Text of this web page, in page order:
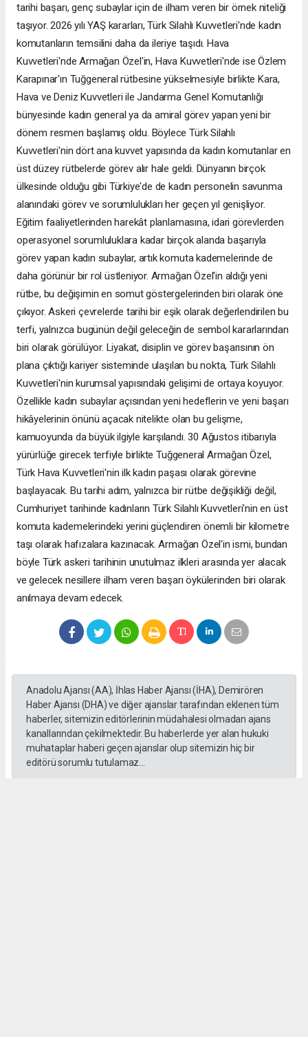
tarihi başarı, genç subaylar için de ilham veren bir örnek niteliği
taşıyor. 2026 yılı YAŞ kararları, Türk Silahlı Kuvvetleri'nde kadın
komutanların temsilini daha da ileriye taşıdı. Hava
Kuvvetleri'nde Armağan Özel'in, Hava Kuvvetleri'nde ise Özlem
Karapınar'ın Tuğgeneral rütbesine yükselmesiyle birlikte Kara,
Hava ve Deniz Kuvvetleri ile Jandarma Genel Komutanlığı
bünyesinde kadın general ya da amiral görev yapan yeni bir
dönem resmen başlamış oldu. Böylece Türk Silahlı
Kuvvetleri'nin dört ana kuvvet yapısında da kadın komutanlar en
üst düzey rütbelerde görev alır hale geldi. Dünyanın birçok
ülkesinde olduğu gibi Türkiye'de de kadın personelin savunma
alanındaki görev ve sorumlulukları her geçen yıl genişliyor.
Eğitim faaliyetlerinden harekât planlamasına, idari görevlerden
operasyonel sorumluluklara kadar birçok alanda başarıyla
görev yapan kadın subaylar, artık komuta kademelerinde de
daha görünür bir rol üstleniyor. Armağan Özel'in aldığı yeni
rütbe, bu değişimin en somut göstergelerinden biri olarak öne
çıkıyor. Askeri çevrelerde tarihi bir eşik olarak değerlendirilen bu
terfi, yalnızca bugünün değil geleceğin de sembol kararlarından
biri olarak görülüyor. Liyakat, disiplin ve görev başarısının ön
plana çıktığı kariyer sisteminde ulaşılan bu nokta, Türk Silahlı
Kuvvetleri'nin kurumsal yapısındaki gelişimi de ortaya koyuyor.
Özellikle kadın subaylar açısından yeni hedeflerin ve yeni başarı
hikâyelerinin önünü açacak nitelikte olan bu gelişme,
kamuoyunda da büyük ilgiyle karşılandı. 30 Ağustos itibarıyla
yürürlüğe girecek terfiyle birlikte Tuğgeneral Armağan Özel,
Türk Hava Kuvvetleri'nin ilk kadın paşası olarak görevine
başlayacak. Bu tarihi adım, yalnızca bir rütbe değişikliği değil,
Cumhuriyet tarihinde kadınların Türk Silahlı Kuvvetleri'nin en üst
komuta kademelerindeki yerini güçlendiren önemli bir kilometre
taşı olarak hafızalara kazınacak. Armağan Özel'in ismi, bundan
böyle Türk askeri tarihinin unutulmaz ilkleri arasında yer alacak
ve gelecek nesillere ilham veren başarı öykülerinden biri olarak
anılmaya devam edecek.
Anadolu Ajansı (AA), İhlas Haber Ajansı (İHA), Demirören
Haber Ajansı (DHA) ve diğer ajanslar tarafından eklenen tüm
haberler, sitemizin editörlerinin müdahalesi olmadan ajans
kanallarından çekilmektedir. Bu haberlerde yer alan hukuki
muhataplar haberi geçen ajanslar olup sitemizin hiç bir
editörü sorumlu tutulamaz...